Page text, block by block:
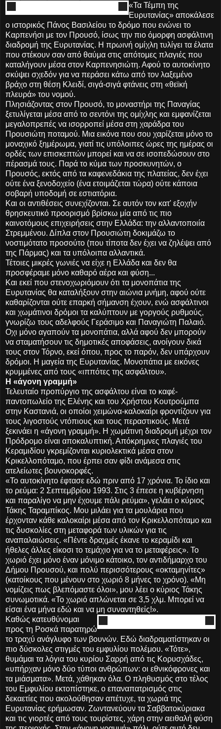
«Τα Τέμπη της
Ευρυτανίας» αποκάλεσε
ο ιστορικός Πάνος Βασιλείου το δρόμο που ενώνει το
Καρπενήσι με τον Προυσό, ίσως την πιο όμορφη ασφάλτινη
διαδρομή της Ευρυτανίας. Η πρωινή ομίχλη τυλίγει τα έλατα
που στέκουν σαν από θαύμα στις απότομες πλαγιές που
καταλήγουν μέσα στον Καρπενησιώτη. Αφού το αυτοκίνητο
σκύψει σχεδόν για να περάσει κάτω από τον λαξεμένο
βράχο στη θέση Κλειδί, σιγά-σιγά φτάνεις στη «θεϊκή
πλευρά» του νομού.
Πλησιάζοντας στον Προυσό, το μοναστήρι της Παναγίας
ξετυλίγεται μέσα από το σεντόνι της ομίχλης και εμφανίζεται
μεγαλοπρεπές να ισορροπεί μέσα στη χαράδρα του
Προυσιώτη ποταμού. Μια εικόνα που σου χαρίζεται μόνο το
μοναχικό ξημέρωμα, γιατί τις υπόλοιπες ώρες της ημέρας οι
ορδές των επισκεπτών μπορεί και να σε ισοπεδώσουν στο
πέρασμά τους. Παρά το κύμα των προσκυνητών, ο
Προυσός, εκτός από τα καφενεδάκια της πλατείας, δεν έχει
ούτε ένα ξενοδοχείο (ένα ετοιμάζεται τώρα) ούτε κάποια
σοβαρή υποδομή σε εστιατόρια.
Και οι αντιθέσεις συνεχίζονται. Σε αυτόν τον κατ' εξοχήν
θρησκευτικό προορισμό βρίσκω μία από τις πιο
καινοτόμους επιχειρήσεις στην Ελλάδα: την αλλαντοποιία
Στρεμμένου. Δίπλα στον Προυσιώτη δοκιμάζω το
νοστιμότατο προσούτο (που τίποτα δεν έχει να ζηλέψει από
της Πάρμας) και τα υπόλοιπα αλλαντικά.
Τέτοιες μικρές γωνιές να είχε η Ελλάδα και δεν θα
προσφέραμε μόνο καθαρό αέρα και φύση...
Και εκεί που στενοχωριόμουν ότι τα μονοπάτια της
Ευρυτανίας θα καταλήξουν στην αιώνια μνήμη, αφού ούτε
καθαρίζονται ούτε επαρκή σήμανση έχουν, ενώ ασφάλτινοι
και χωμάτινοι δρόμοι τα καλύπτουν με γοργούς ρυθμούς,
γνωρίζω τους αδελφούς Γεράσιμο και Παναγιώτη Παλαιό.
Οχι μόνο αγαπούν τα μονοπάτια, αλλά αφού δεν μπορούν
να σταματήσουν τις δημοτικές αποφάσεις, ανοίγουν δικά
τους στον Τόρνο, εκεί όπου, προς το παρόν, δεν υπάρχουν
δρόμοι. Η μαγεία της Ευρυτανίας. Μονοπάτια με εικόνες
κρυμμένες από τους «ιππότες της ασφάλτου».
Η «άγονη γραμμή»
Τελευταίο προπύργιο της ασφάλτου είναι το καφέ-
παντοπωλείο της Ελένης και του Χρήστου Κουτρούμπα
στην Καστανιά, οι οποίοι χειμώνα-καλοκαίρι φροντίζουν για
τους λιγοστούς ντόπιους και τους περαστικούς. Μετά
ξεκινάει η «άγονη γραμμή». Η χωμάτινη διαδρομή μέχρι τον
Πρόδρομο είναι αποκαλυπτική. Απόκρημνες πλαγιές του
Κεραμιδίου γκρεμίζονται κυριολεκτικά μέσα στον
Κρικελλοπόταμο, που έρπει σαν φίδι ανάμεσα στις
ατελείωτες βουνοκορφές.
«Το αυτοκίνητο έφτασε εδώ πριν από 17 χρόνια. Το ίδιο και
το ρεύμα: 2 Σεπτεμβρίου 1993. Στις 3 έπεσε η κυβέρνηση
και παραλίγο να μην έχουμε πάλι ρεύμα», γελάει ο κύριος
Τάκης Ταραμπίκος. Μου μιλάει για τα μουλάρια που
έρχονταν κάθε καλοκαίρι μέσα από τον Κρικελλοπόταμο και
τις δυσκολίες στη μεταφορά των υλικών για τις
αναπαλαιώσεις. «Πέντε δραχμές έκανε το κεραμίδι και
ήθελες άλλες είκοσι το τεμάχιο για να το μεταφέρεις». Το
χωριό έχει μόνο έναν μόνιμο κάτοικο, τον αντιδήμαρχο του
Δήμου Προυσού, και πολύ περισσότερους «οκταμηνίτες»
(κατοίκους που μένουν στο χωριό 8 μήνες το χρόνο). «Μη
νομίζεις πως βλεπόμαστε όλοι», μου λέει ο κύριος Τάκης
συνωμοτικά. «Το χωριό απλώνεται σε 3,5 χλμ. Μπορεί να
είσαι ένα μήνα εδώ και να μη συναντηθείς!».
Καθώς κατευθύνομαι
προς τη Ροσκά παρατηρώ
το τραχύ ανάγλυφο των βουνών. Εδώ διαδραματίστηκαν οι
πιο δύσκολες στιγμές του εμφυλίου πολέμου. «Τότε»,
θυμάμαι τα λόγια του κυρίου Σαρρή από τις Κορυσχάδες,
«υπήρχαν μόνο δύο τύποι ανθρώπων: οι εθνικόφρονες και
τα μιάσματα». Μετά, χάθηκαν όλα. Ο πληθυσμός στο τέλος
του Εμφυλίου εκτοπίστηκε, ο επαναπατρισμός στις
δεκαετίες που ακολούθησαν απέτυχε, τα χωριά της
Ευρυτανίας ερήμωσαν. Ζωντανεύουν τα Σαββατοκύριακα
και τις γιορτές από τους τουρίστες, χάρη στην αειθαλή φύση